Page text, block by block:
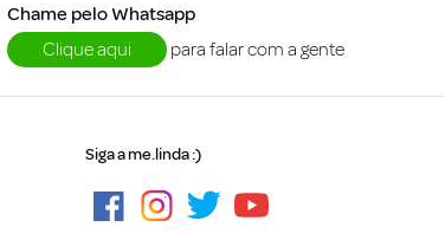
Chame pelo Whatsapp
Clique aqui
para falar com a gente
Siga a me.linda :)